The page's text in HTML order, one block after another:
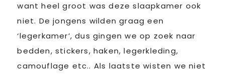
want heel groot was deze slaapkamer ook
niet. De jongens wilden graag een
‘legerkamer’, dus gingen we op zoek naar
bedden, stickers, haken, legerkleding,
camouflage etc.. Als laatste wisten we niet